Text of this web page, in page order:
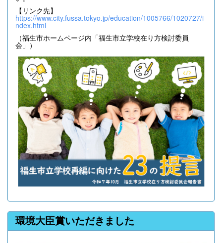
【リンク先】
https://www.city.fussa.tokyo.jp/education/1005766/1020727/i
ndex.html
（福生市ホームページ内「福生市立学校在り方検討委員
会」）
環境大臣賞いただきました